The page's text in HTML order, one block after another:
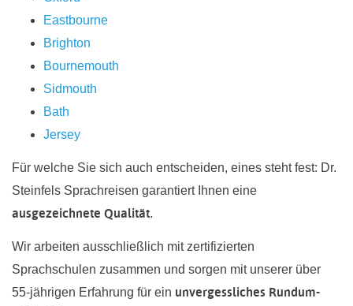
Eastbourne
Brighton
Bournemouth
Sidmouth
Bath
Jersey
Für welche Sie sich auch entscheiden, eines steht fest: Dr.
Steinfels Sprachreisen garantiert Ihnen eine
ausgezeichnete Qualität.
Wir arbeiten ausschließlich mit zertifizierten
Sprachschulen zusammen und sorgen mit unserer über
55-jährigen Erfahrung für ein unvergessliches Rundum-